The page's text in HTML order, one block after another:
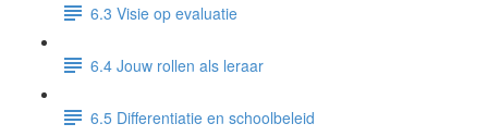
6.3 Visie op evaluatie
6.4 Jouw rollen als leraar
6.5 Differentiatie en schoolbeleid